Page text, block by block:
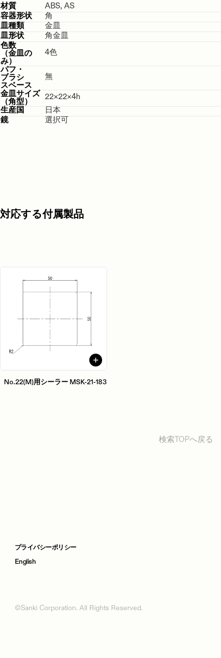
材質
ABS, AS
容器形状
角
皿種類
金皿
皿形状
角金皿
色数
（金皿の
み）
4色
パフ・
ブラシ
スベース
無
金皿サイズ
（角型）
22×22×4h
生産国
日本
鏡
選択可
対応する付属製品
No.22(M)用シーラー MSK-21-183
検索TOPへ戻る
プライバシーポリシー
English
©Sanki Corporation. All Rights Reserved.